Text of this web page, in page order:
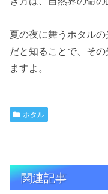
夏の夜に舞うホタル
だと知ることで、そ
ますよ。
ホタル
関連記事